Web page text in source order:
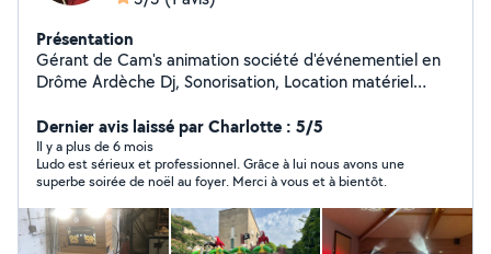
Présentation
Gérant de Cam's animation société d'événementiel en
Drôme Ardèche Dj, Sonorisation, Location matériel
Dernier avis laissé par Charlotte : 5/5
Il y a plus de 6 mois
Ludo est sérieux et professionnel. Grâce à lui nous avons une
superbe soirée de noël au foyer. Merci à vous et à bientôt.